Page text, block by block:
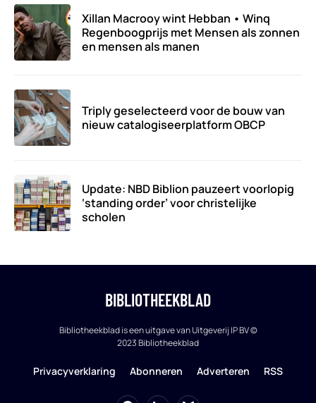
Xillan Macrooy wint Hebban • Winq
Regenboogprijs met Mensen als zonnen
en mensen als manen
Triply geselecteerd voor de bouw van
nieuw catalogiseerplatform OBCP
Update: NBD Biblion pauzeert voorlopig
‘standing order’ voor christelijke
scholen
BIBLIOTHEEKBLAD
Bibliotheekblad is een uitgave van Uitgeverij IP BV ©
2023 Bibliotheekblad
Privacyverklaring Abonneren Adverteren RSS